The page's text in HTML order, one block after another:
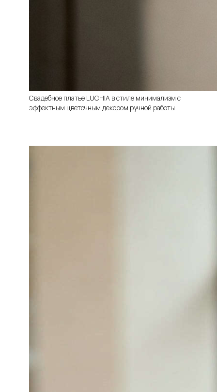
Свадебное платье LUCHIA в стиле минимализм с
эффектным цветочным декором ручной работы